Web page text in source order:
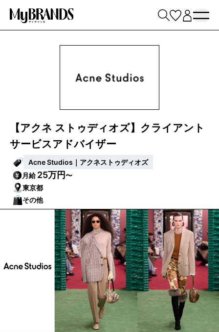
【アクネ ストゥディオズ】クライアント
サービスアドバイザー
Acne Studios｜アクネストゥディオズ
月給25万円〜
東京都
その他